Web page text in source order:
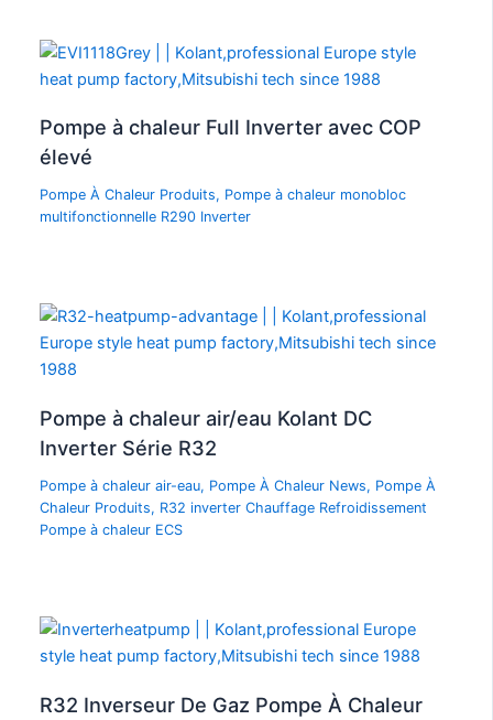
Pompe à chaleur Full Inverter avec COP
élevé
Pompe À Chaleur Produits, Pompe à chaleur monobloc
multifonctionnelle R290 Inverter
Pompe à chaleur air/eau Kolant DC
Inverter Série R32
Pompe à chaleur air-eau, Pompe À Chaleur News, Pompe À
Chaleur Produits, R32 inverter Chauffage Refroidissement
Pompe à chaleur ECS
R32 Inverseur De Gaz Pompe À Chaleur